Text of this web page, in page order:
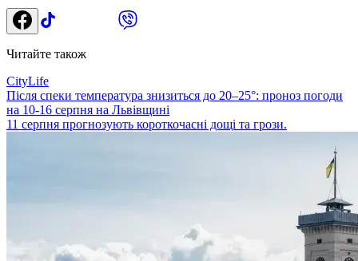
Читайте також
CityLife
Після спеки температура знизиться до 20–25°: проноз погоди
на 10-16 серпня на Львівщині
11 серпня прогнозують короткочасні дощі та грози.